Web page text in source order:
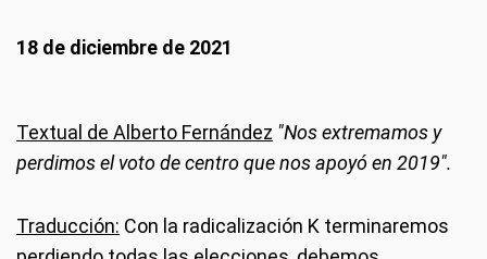
18 de diciembre de 2021
Textual de Alberto Fernández "Nos extremamos y
perdimos el voto de centro que nos apoyó en 2019".
Traducción: Con la radicalización K terminaremos